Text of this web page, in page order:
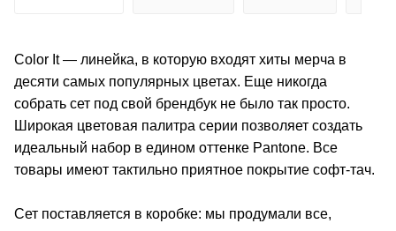
Color It — линейка, в которую входят хиты мерча в
десяти самых популярных цветах. Еще никогда
собрать сет под свой брендбук не было так просто.
Широкая цветовая палитра серии позволяет создать
идеальный набор в едином оттенке Pantone. Все
товары имеют тактильно приятное покрытие софт-тач.
Сет поставляется в коробке: мы продумали все,